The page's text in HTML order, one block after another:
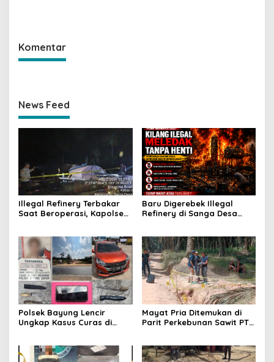
Komentar
News Feed
Illegal Refinery Terbakar
Saat Beroperasi, Kapolsek
Pencegahan Terus
Dilakukan
Baru Digerebek Illegal
Refinery di Sanga Desa
Polsek Bayung Lencir
Ungkap Kasus Curas di
Masih Diburu
Mayat Pria Ditemukan di
Parit Perkebunan Sawit PT